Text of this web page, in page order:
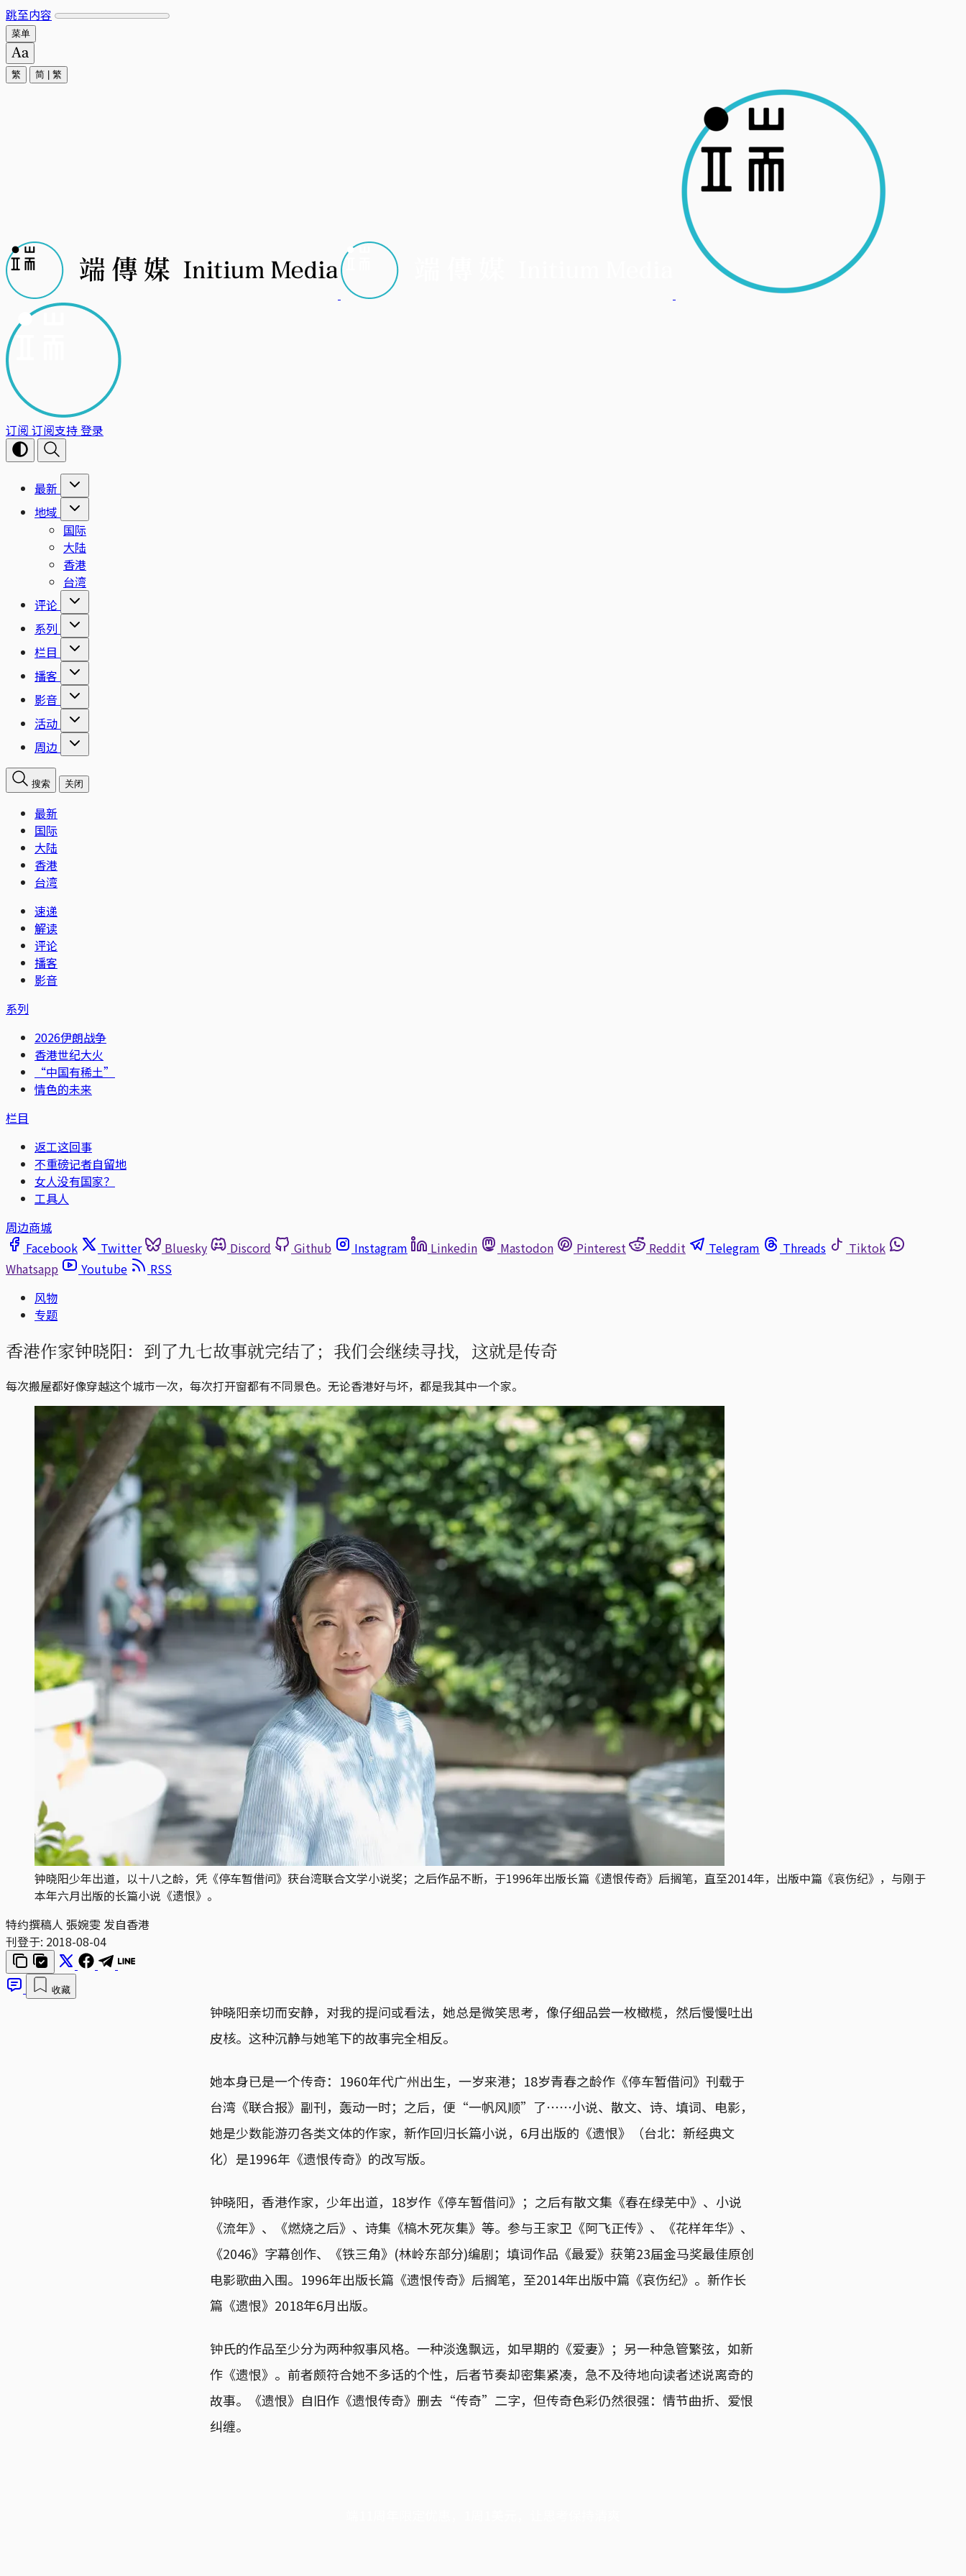
跳至内容
菜单
繁 简 繁
订阅 订阅支持登录
最新
地域
国际
大陆
香港
台湾
评论
系列
栏目
播客
影音
活动
周边
搜索 关闭
最新
国际
大陆
香港
台湾
速递
解读
评论
播客
影音
系列
2026伊朗战争
香港世纪大火
“中国有稀土”
情色的未来
栏目
返工这回事
不重磅记者自留地
女人没有国家？
工具人
周边商城
Facebook
Twitter Bluesky Discord Github Instagram Linkedin Mastodon Pinterest Reddit Telegram Threads
Tiktok
Whatsapp
Youtube
RSS
风物
专题
香港作家钟晓阳：到了九七故事就完结了；我们会继续寻找，这就是传奇
每次搬屋都好像穿越这个城市一次，每次打开窗都有不同景色。无论香港好与坏，都是我其中一个家。
钟晓阳少年出道，以十八之龄，凭《停车暂借问》获台湾联合文学小说奖；之后作品不断，于1996年出版长篇《遗恨传奇》后搁笔，直至2014年，出版中篇《哀伤纪》，与刚于
本年六月出版的长篇小说《遗恨》。
特约撰稿人 張婉雯 发自香港
刊登于: 2018-08-04
收藏
钟晓阳亲切而安静，对我的提问或看法，她总是微笑思考，像仔细品尝一枚橄榄，然后慢慢吐出
皮核。这种沉静与她笔下的故事完全相反。
她本身已是一个传奇：1960年代广州出生，一岁来港；18岁青春之龄作《停车暂借问》刊载于
台湾《联合报》副刊，轰动一时；之后，便“一帆风顺”了⋯⋯小说、散文、诗、填词、电影，
她是少数能游刃各类文体的作家，新作回归长篇小说，6月出版的《遗恨》（台北：新经典文
化）是1996年《遗恨传奇》的改写版。
钟晓阳，香港作家，少年出道，18岁作《停车暂借问》；之后有散文集《春在绿芜中》、小说
《流年》、《燃烧之后》、诗集《槁木死灰集》等。参与王家卫《阿飞正传》、《花样年华》、
《2046》字幕创作、《铁三角》(林岭东部分)编剧；填词作品《最爱》获第23届金马奖最佳原创
电影歌曲入围。1996年出版长篇《遗恨传奇》后搁笔，至2014年出版中篇《哀伤纪》。新作长
篇《遗恨》2018年6月出版。
钟氏的作品至少分为两种叙事风格。一种淡逸飘远，如早期的《爱妻》；另一种急管繁弦，如新
作《遗恨》。前者颇符合她不多话的个性，后者节奏却密集紧凑，急不及待地向读者述说离奇的
故事。《遗恨》自旧作《遗恨传奇》删去“传奇”二字，但传奇色彩仍然很强：情节曲折、爱恨
纠缠。